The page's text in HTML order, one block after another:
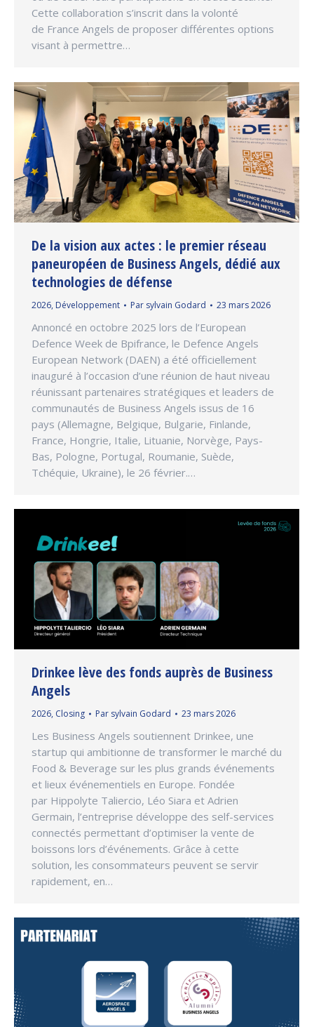
Cette collaboration s’inscrit dans la volonté
de France Angels de proposer différentes options
visant à permettre…
De la vision aux actes : le premier réseau
paneuropéen de Business Angels, dédié aux
technologies de défense
2026, Développement Par sylvain Godard 23 mars 2026
Annoncé en octobre 2025 lors de l’European
Defence Week de Bpifrance, le Defence Angels
European Network (DAEN) a été officiellement
inauguré à l’occasion d’une réunion de haut niveau
réunissant partenaires stratégiques et leaders de
communautés de Business Angels issus de 16
pays (Allemagne, Belgique, Bulgarie, Finlande,
France, Hongrie, Italie, Lituanie, Norvège, Pays-
Bas, Pologne, Portugal, Roumanie, Suède,
Tchéquie, Ukraine), le 26 février.…
Drinkee lève des fonds auprès de Business
Angels
2026, Closing Par sylvain Godard 23 mars 2026
Les Business Angels soutiennent Drinkee, une
startup qui ambitionne de transformer le marché du
Food & Beverage sur les plus grands événements
et lieux événementiels en Europe. Fondée
par Hippolyte Taliercio, Léo Siara et Adrien
Germain, l’entreprise développe des self-services
connectés permettant d’optimiser la vente de
boissons lors d’événements. Grâce à cette
solution, les consommateurs peuvent se servir
rapidement, en…